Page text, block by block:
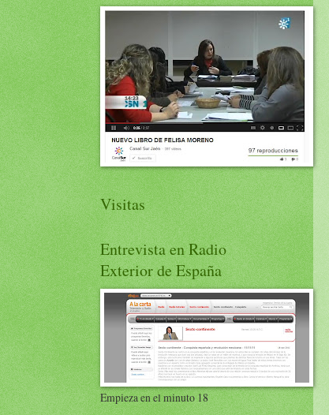
Visitas
Entrevista en Radio
Exterior de España
Empieza en el minuto 18